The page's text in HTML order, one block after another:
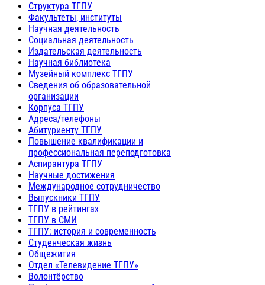
Структура ТГПУ
Факультеты, институты
Научная деятельность
Социальная деятельность
Издательская деятельность
Научная библиотека
Музейный комплекс ТГПУ
Сведения об образовательной
организации
Корпуса ТГПУ
Адреса/телефоны
Абитуриенту ТГПУ
Повышение квалификации и
профессиональная переподготовка
Аспирантура ТГПУ
Научные достижения
Международное сотрудничество
Выпускники ТГПУ
ТГПУ в рейтингах
ТГПУ в СМИ
ТГПУ: история и современность
Студенческая жизнь
Общежития
Отдел «Телевидение ТГПУ»
Волонтёрство